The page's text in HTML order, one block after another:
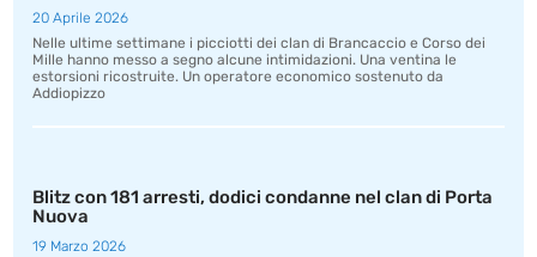
20 Aprile 2026
Nelle ultime settimane i picciotti dei clan di Brancaccio e Corso dei
Mille hanno messo a segno alcune intimidazioni. Una ventina le
estorsioni ricostruite. Un operatore economico sostenuto da
Addiopizzo
Blitz con 181 arresti, dodici condanne nel clan di Porta
Nuova
19 Marzo 2026